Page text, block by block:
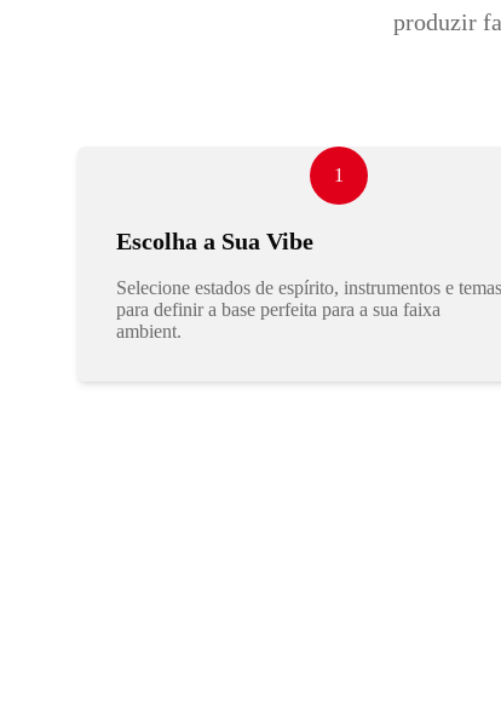
produzir
1
Escolha a Sua Vibe
Selecione estados de espírito, instrumentos e temas
para definir a base perfeita para a sua faixa
ambient.